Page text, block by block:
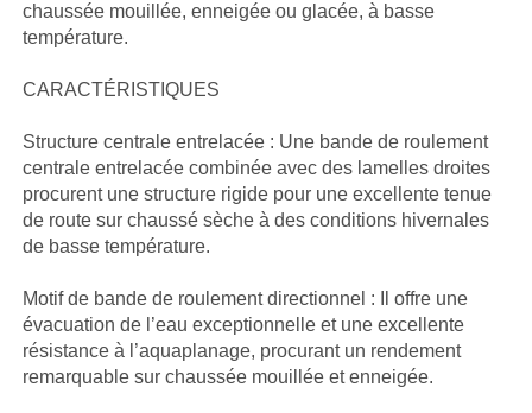
chaussée mouillée, enneigée ou glacée, à basse
température.
CARACTÉRISTIQUES
Structure centrale entrelacée : Une bande de roulement
centrale entrelacée combinée avec des lamelles droites
procurent une structure rigide pour une excellente tenue
de route sur chaussé sèche à des conditions hivernales
de basse température.
Motif de bande de roulement directionnel : Il offre une
évacuation de l’eau exceptionnelle et une excellente
résistance à l’aquaplanage, procurant un rendement
remarquable sur chaussée mouillée et enneigée.